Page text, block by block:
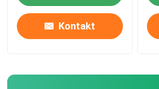
Kontakt